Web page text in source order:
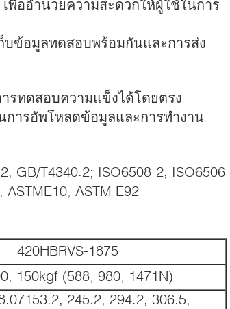
พื่ออํานวยความสะดวกให้ผู้ใช้ในการ
บข้อมูลทดสอบพร้อมกันและการส่ง
รทดสอบความแข็งได้โดยตรง
การอัพโหลดข้อมูลและการทํางาน
GB/T4340.2; ISO6508-2, ISO6506-
ASTM E92.
420HBRVS-1875
150kgf (588, 980, 1471N)
245.2, 294.2, 306.5,